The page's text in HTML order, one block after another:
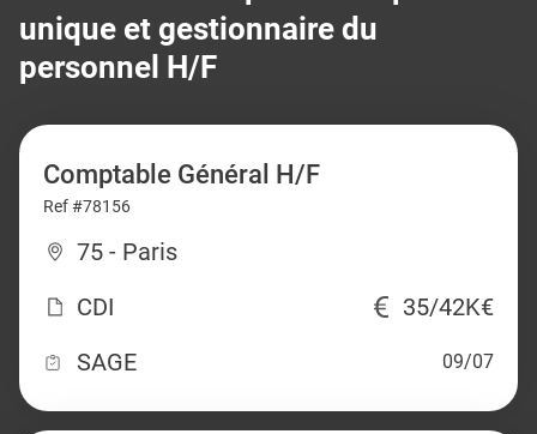
unique et gestionnaire du
personnel H/F
Comptable Général H/F
Ref #78156
75 - Paris
CDI
35/42K€
SAGE
09/07